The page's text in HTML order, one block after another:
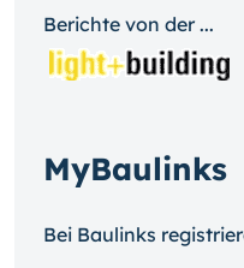
Berichte von der ...
MyBaulinks
Bei Baulinks